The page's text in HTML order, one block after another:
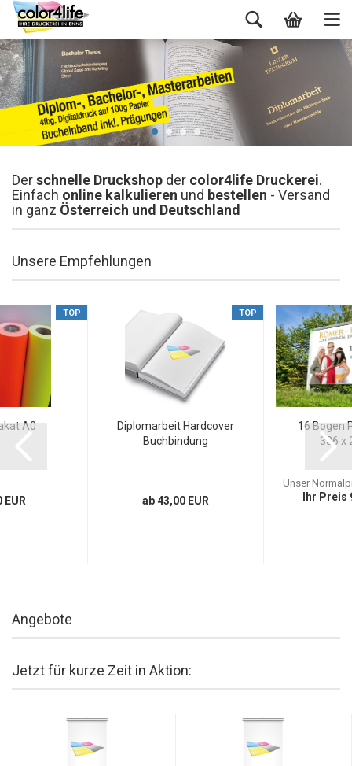
Derschnelle Druckshop der color4life Druckerei.
Einfach online kalkulieren und bestellen - Versand
in ganz Österreich und Deutschland
Unsere Empfehlungen
TOP
A0
EUR
TOP
Diplomarbeit Hardcover
Buchbindung
ab 43,00 EUR
16 Bogen
336 x
Unser
Ihr Preis
Angebote
Jetzt für kurze Zeit in Aktion: